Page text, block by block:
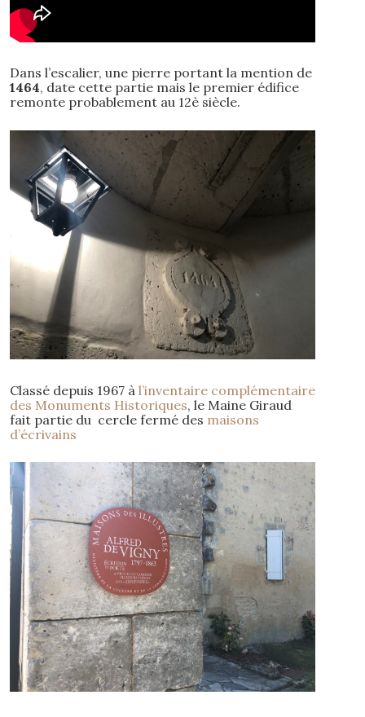
Dans l’escalier, une pierre portant la mention de
1464, date cette partie mais le premier édifice
remonte probablement au 12è siècle.
Classé depuis 1967 àl’inventaire complémentaire
des Monuments Historiques, le Maine Giraud
fait partie du cercle fermé des maisons
d’écrivains